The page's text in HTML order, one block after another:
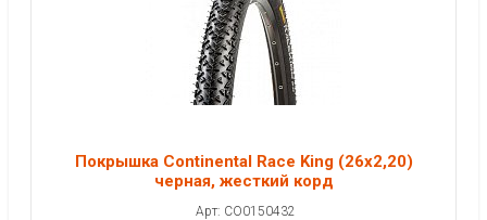
Покрышка Continental Race King (26x2,20)
черная, жесткий корд
Арт: CO0150432